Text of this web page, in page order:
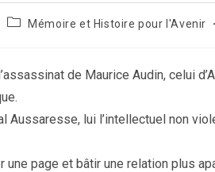
PostMémoire et Histoire pour l'Avenir
de Maurice Audin, celui
lui l’intellectuel non
page et bâtir une relation plus